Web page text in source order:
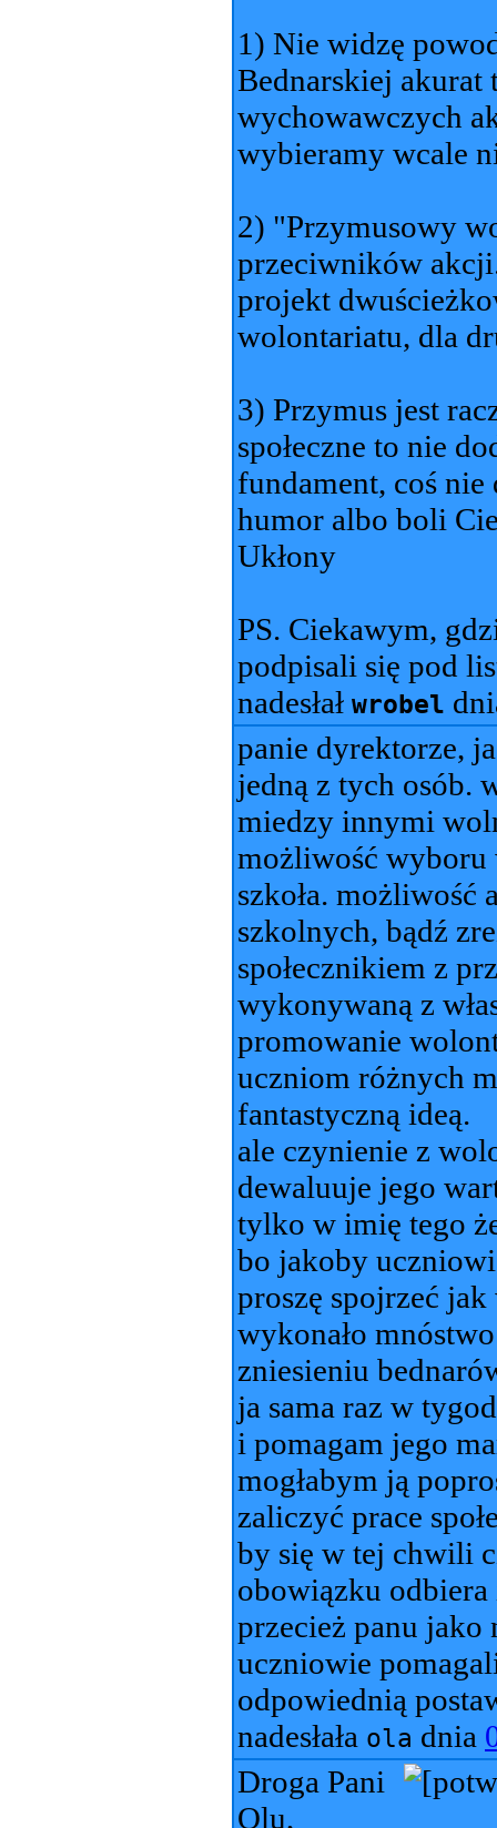
1) Nie widzę
Bednarskiej akurat
wychowawczych
wybieramy wcale
2) "Przymusowy
przeciwników
projekt
wolontariatu, dla
3) Przymus jest
społeczne to nie
fundament, coś nie
humor albo boli
Ukłony
PS. Ciekawym,
podpisali się pod
nadesłał wrobel
panie dyrektorze,
jedną z tych osób.
miedzy innymi
możliwość wyboru
szkoła. możliwość
szkolnych, bądź
społecznikiem z
wykonywaną z
promowanie
uczniom różnych
fantastyczną ideą.
ale czynienie z
dewaluuje jego
tylko w imię tego
bo jakoby
proszę spojrzeć
wykonało
zniesieniu
ja sama raz w
i pomagam jego
mogłabym ją
zaliczyć prace
by się w tej chwili
obowiązku odbiera
przecież panu
uczniowie
odpowiednią
nadesłała ola dnia
Droga Pani
Olu,